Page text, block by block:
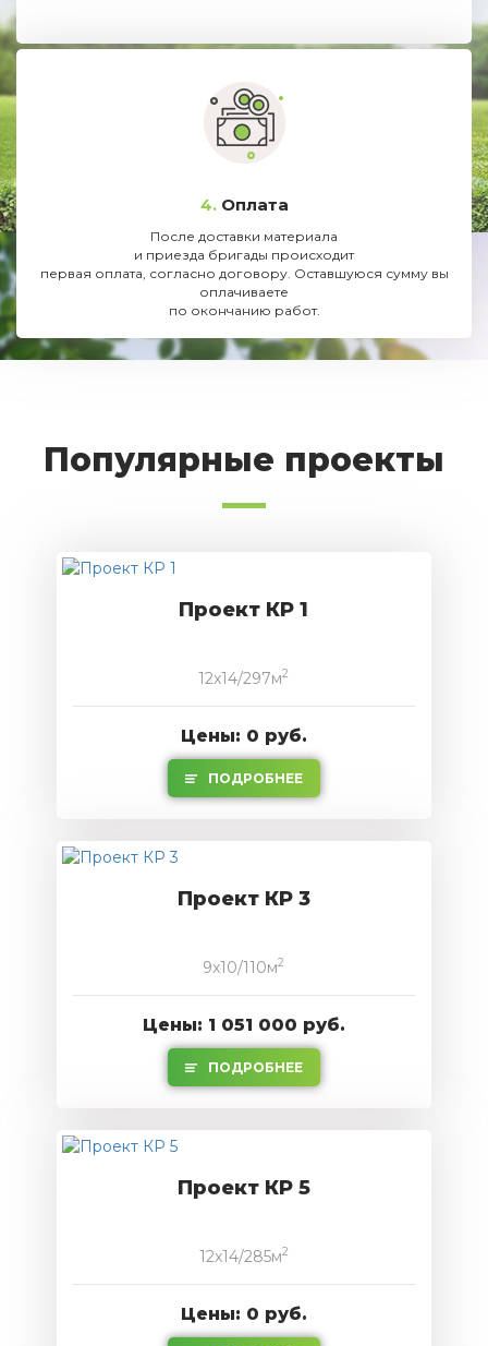
4. Оплата
После доставки материала
и приезда бригады происходит
первая оплата, согласно договору. Оставшуюся сумму вы
оплачиваете
по окончанию работ.
Популярные проекты
Проект КР 1
12x14/297м2
Цены: 0 руб.
ПОДРОБНЕЕ
Проект КР 3
9x10/110м2
Цены: 1 051 000 руб.
ПОДРОБНЕЕ
Проект КР 5
12x14/285м2
Цены: 0 руб.